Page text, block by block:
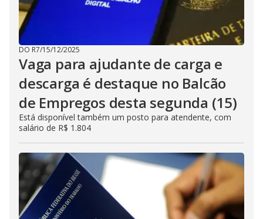
DO R7/15/12/2025
Vaga para ajudante de carga e
descarga é destaque no Balcão
de Empregos desta segunda (15)
Está disponível também um posto para atendente, com
salário de R$ 1.804